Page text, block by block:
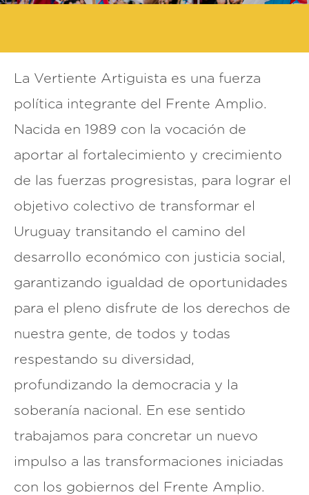
La Vertiente Artiguista es una fuerza
política integrante del Frente Amplio.
Nacida en 1989 con la vocación de
aportar al fortalecimiento y crecimiento
de las fuerzas progresistas, para lograr el
objetivo colectivo de transformar el
Uruguay transitando el camino del
desarrollo económico con justicia social,
garantizando igualdad de oportunidades
para el pleno disfrute de los derechos de
nuestra gente, de todos y todas
respestando su diversidad,
profundizando la democracia y la
soberanía nacional. En ese sentido
trabajamos para concretar un nuevo
impulso a las transformaciones iniciadas
con los gobiernos del Frente Amplio.